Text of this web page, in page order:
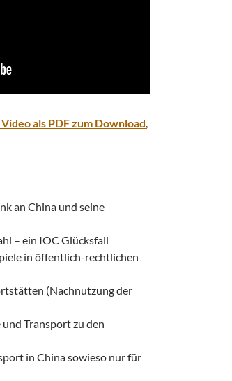
als PDF zum Download,
an China und seine
– ein IOC Glücksfall
in öffentlich-rechtlichen
(Nachnutzung der
Transport zu den
in China sowieso nur für